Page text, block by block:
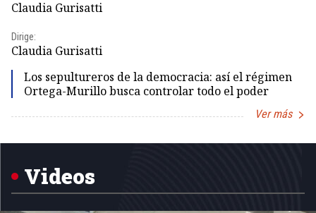
Claudia Gurisatti
Dirige:
Claudia Gurisatti
Los sepultureros de la democracia: así el régimen
Ortega-Murillo busca controlar todo el poder
Ver más
1
Videos